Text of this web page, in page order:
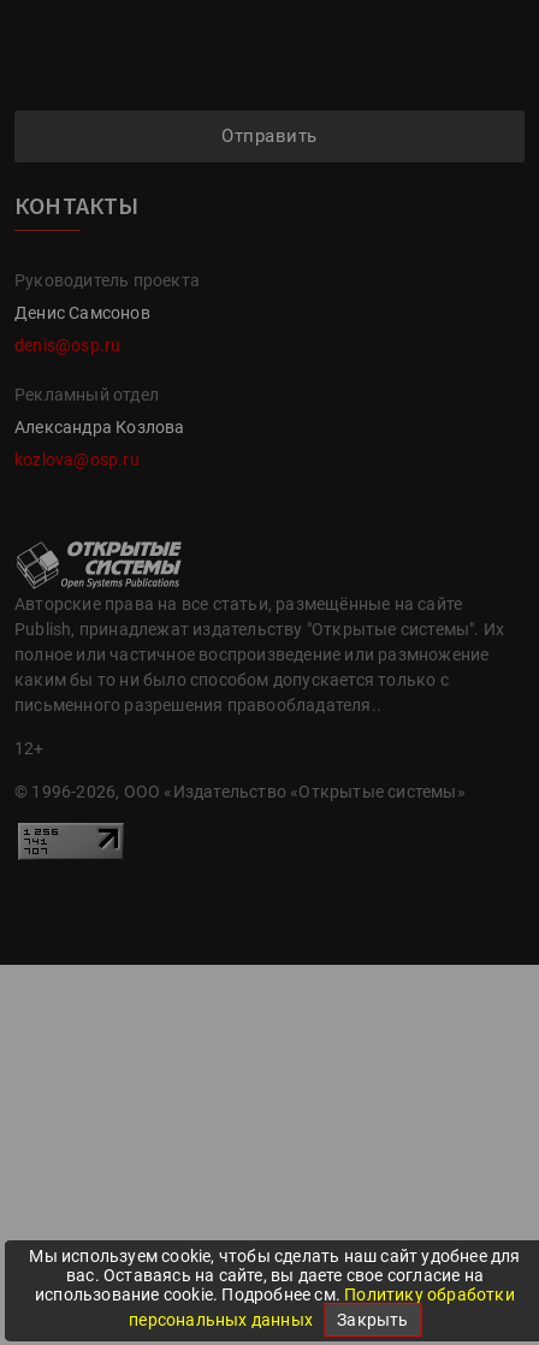
Отправить
КОНТАКТЫ
Руководитель проекта
Денис Самсонов
denis@osp.ru
Рекламный отдел
Александра Козлова
kozlova@osp.ru
Авторские права на все статьи, размещённые на сайте
Publish, принадлежат издательству "Открытые системы". Их
полное или частичное воспроизведение или размножение
каким бы то ни было способом допускается только с
письменного разрешения правообладателя..
12+
© 1996-2026, ООО «Издательство «Открытые системы»
Мы используем cookie, чтобы сделать наш сайт удобнее для
вас. Оставаясь на сайте, вы даете свое согласие на
использование cookie. Подробнее см. Политику обработки
персональных данных
Закрыть